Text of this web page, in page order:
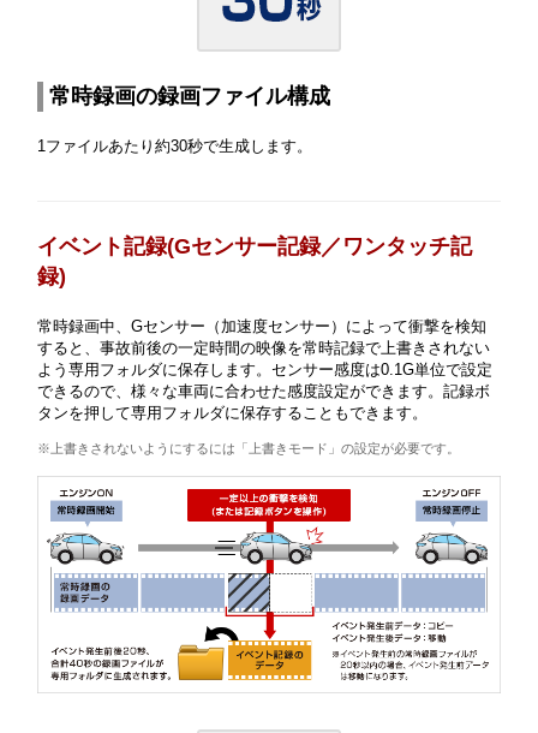
常時録画の録画ファイル構成
1ファイルあたり約30秒で生成します。
イベント記録(Gセンサー記録／ワンタッチ記
録)
常時録画中、Gセンサー（加速度センサー）によって衝撃を検知
すると、事故前後の一定時間の映像を常時記録で上書きされない
よう専用フォルダに保存します。センサー感度は0.1G単位で設定
できるので、様々な車両に合わせた感度設定ができます。記録ボ
タンを押して専用フォルダに保存することもできます。
※上書きされないようにするには「上書きモード」の設定が必要です。